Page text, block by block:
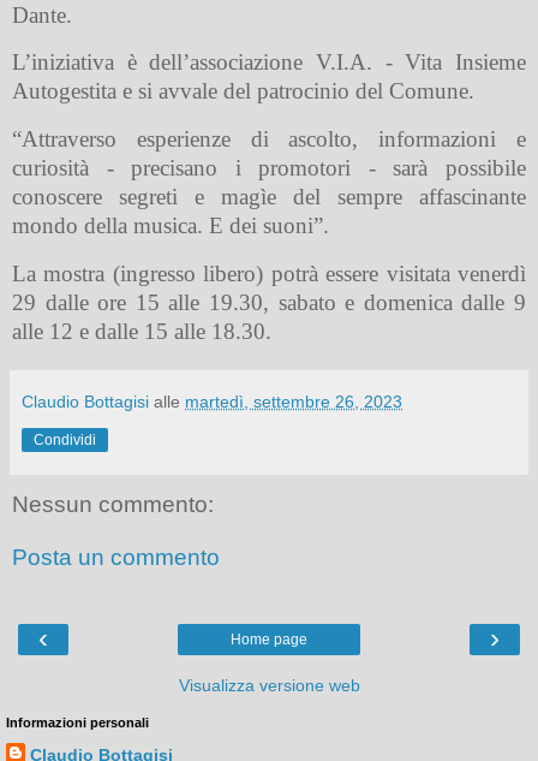
Dante.
L’iniziativa è dell’associazione V.I.A. - Vita Insieme
Autogestita e si avvale del patrocinio del Comune.
“Attraverso esperienze di ascolto, informazioni e
curiosità - precisano i promotori - sarà possibile
conoscere segreti e magìe del sempre affascinante
mondo della musica. E dei suoni”.
La mostra (ingresso libero) potrà essere visitata venerdì
29 dalle ore 15 alle 19.30, sabato e domenica dalle 9
alle 12 e dalle 15 alle 18.30.
Claudio Bottagisi alle martedì, settembre 26, 2023
Condividi
Nessun commento:
Posta un commento
‹ ›
Home page
Visualizza versione web
Informazioni personali
Claudio Bottagisi